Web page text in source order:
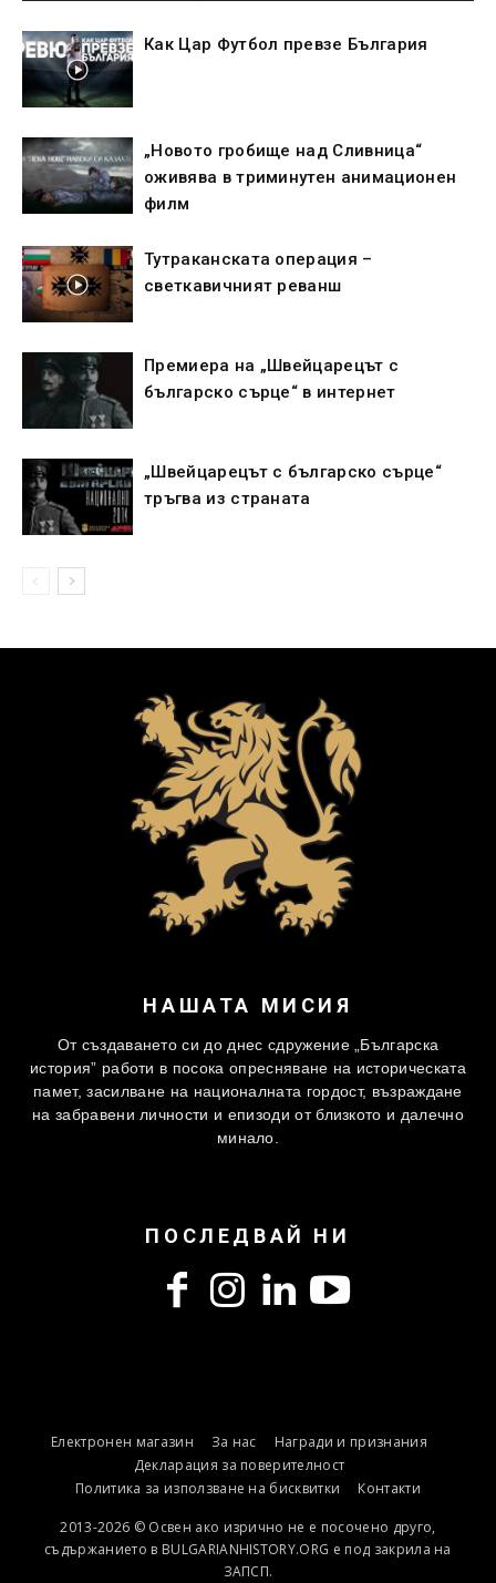
Как Цар Футбол превзе България
„Новото гробище над Сливница“
оживява в триминутен анимационен
филм
Тутраканската операция –
светкавичният реванш
Премиера на „Швейцарецът с
българско сърце“ в интернет
„Швейцарецът с българско сърце“
тръгва из страната
НАШАТА МИСИЯ
От създаването си до днес сдружение „Българска
история” работи в посока опресняване на историческата
памет, засилване на националната гордост, възраждане
на забравени личности и епизоди от близкото и далечно
минало.
ПОСЛЕДВАЙ НИ
Електронен магазин За нас
Награди и признания
Декларация за поверителност
Политика за използване на бисквитки
Контакти
2013-2026 © Освен ако изрично не е посочено друго,
съдържанието в BULGARIANHISTORY.ORG е под закрила на
ЗАПСП.